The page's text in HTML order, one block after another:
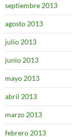
septiembre 2013
agosto 2013
julio 2013
junio 2013
mayo 2013
abril 2013
marzo 2013
febrero 2013